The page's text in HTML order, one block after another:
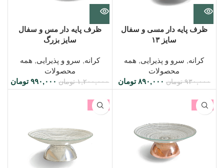
ظرف پایه دار مسی و سفال
سایز ۱۳
کرانه, سرو و پذیرایی, همه
محصولات
۹۳۰,۰۰۰ تومان ۸۹۰,۰۰۰ تومان
ظرف پایه دار مس و سفال
سایز بزرگ
کرانه, سرو و پذیرایی, همه
محصولات
۱,۲۰۰,۰۰۰ تومان ۹۹۰,۰۰۰ تومان
-10%
-18%